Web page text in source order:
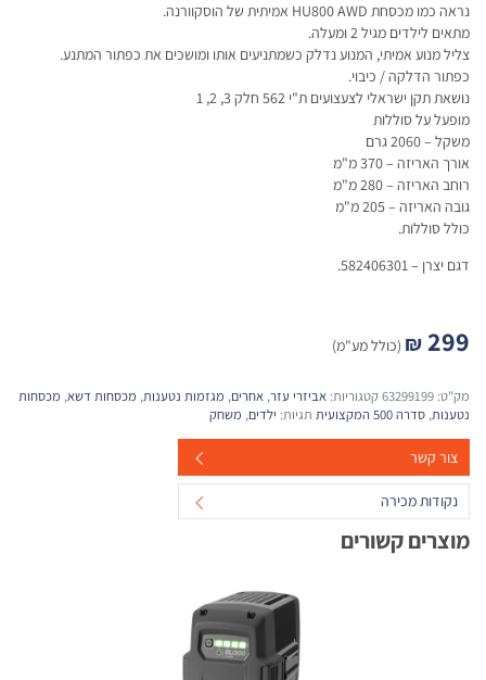
נראה כמו מכסחת HU800 AWD אמיתית של הוסקוורנה.
מתאים לילדים מגיל 2 ומעלה.
צליל מנוע אמיתי, המנוע נדלק כשמתניעים אותו ומושכים את כפתור המתנע.
כפתור הדלקה / כיבוי.
נושאת תקן ישראלי לצעצועים ת"י 562 חלק 3, 2, 1
מופעל על סוללות
משקל – 2060 גרם
אורך האריזה – 370 מ"מ
רוחב האריזה – 280 מ"מ
גובה האריזה – 205 מ"מ
כולל סוללות.
דגם יצרן –
₪ 299 (כולל מע"מ)
מק"ט: 63299199קטגוריות: אביזרי עזר, אחרים, מגזמות נטענות, מכסחות דשא, מכסחות
נטענות, סדרה 500 המקצועית תגיות: ילדים, משחק
צור קשר
נקודות מכירה
מוצרים קשורים